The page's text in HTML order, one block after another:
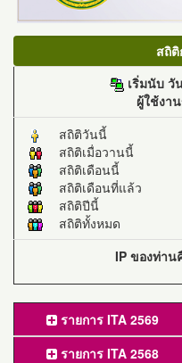
สถิติ
เริ่มนับ วั
ผู้ใช้งา
สถิติวันนี้
สถิติเมื่อวานนี้
สถิติเดือนนี้
สถิติเดือนที่แล้ว
สถิติปีนี้
สถิติทั้งหมด
IP ของท่าน
รายการ ITA 2569
รายการ ITA 2568